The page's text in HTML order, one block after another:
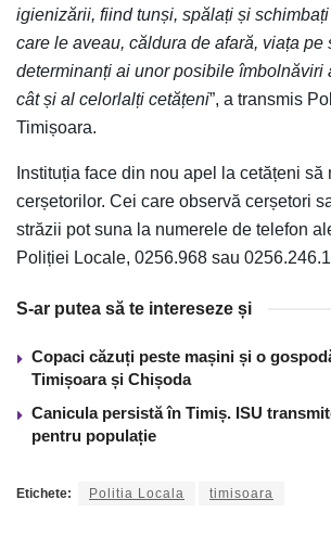
igienizării, fiind tunși, spălați și
care le aveau, căldura de afară, viața pe
determinanți ai unor posibile îmbolnăviri
cât și al celorlalți cetățeni”, a transmis
Timișoara.
Instituția face din nou apel la cetățeni să
cerșetorilor. Cei care observă cerșetori
străzii pot suna la numerele de telefon
Poliției Locale, 0256.968 sau
S-ar putea să te intereseze și
Copaci căzuți peste mașini și o
Timișoara și Chișoda
Canicula persistă în Timiș. ISU
pentru populație
Etichete: Politia Locala timisoara